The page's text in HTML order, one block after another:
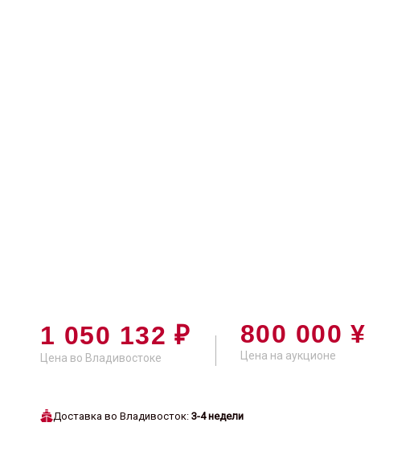
1 050 132 ₽
Цена во Владивостоке
800 000 ¥
Цена на аукционе
Доставка во Владивосток:3-4 недели